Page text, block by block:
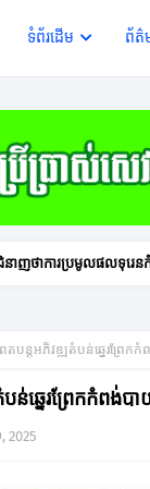
ទំព័រដើម ព័ត៌
ជំនាញថាការប្រមូលផលទុរេ
កំពតបន្តអភិវឌ្ឍតំបន់ឆ្នេរព្
ឍតំបន់ឆ្នេរព្រែក
2025